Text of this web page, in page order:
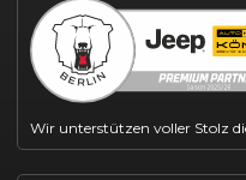
Kia Sportage leasen
Mazda CX-30 finanzieren
Citroën C3 leasen
Wir unterstützen voller Stolz